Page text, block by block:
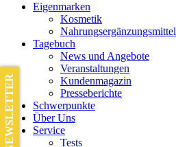
Eigenmarken
Kosmetik
Nahrungsergänzungsmittel
Tagebuch
News und Angebote
Veranstaltungen
Kundenmagazin
Presseberichte
Schwerpunkte
Über Uns
Service
Tests
NEWSLETTER